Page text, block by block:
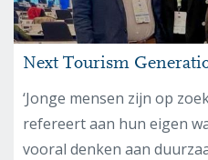
Next Tourism
‘Jonge mensen zijn op
refereert aan hun eigen
vooral denken aan